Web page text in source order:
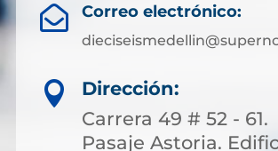
 Correo electrónico:

Dirección:
Carrera 49 # 52 - 61.
Pasaje Astoria.